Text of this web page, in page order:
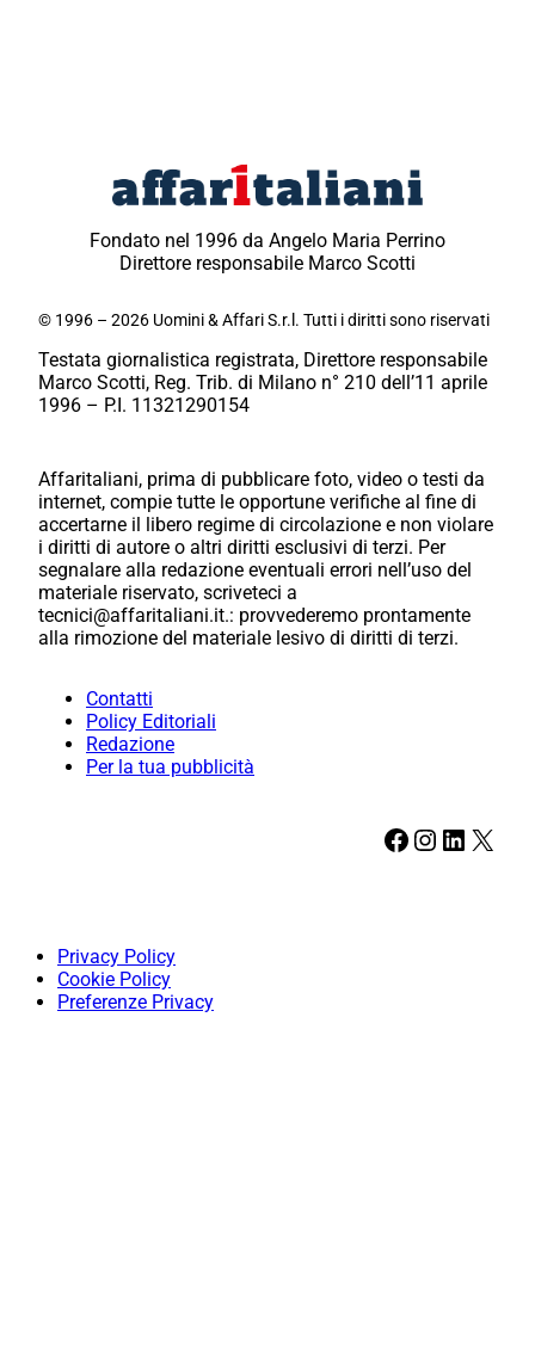
Fondato nel 1996 da Angelo Maria Perrino
Direttore responsabile Marco Scotti
© 1996 – 2026 Uomini & Affari S.r.l. Tutti i diritti sono riservati
Testata giornalistica registrata, Direttore responsabile
Marco Scotti, Reg. Trib. di Milano n° 210 dell’11 aprile
1996 – P.I. 11321290154
Affaritaliani, prima di pubblicare foto, video o testi da
internet, compie tutte le opportune verifiche al fine di
accertarne il libero regime di circolazione e non violare
i diritti di autore o altri diritti esclusivi di terzi. Per
segnalare alla redazione eventuali errori nell’uso del
materiale riservato, scriveteci a
tecnici@affaritaliani.it.: provvederemo prontamente
alla rimozione del materiale lesivo di diritti di terzi.
Contatti
Policy Editoriali
Redazione
Per la tua pubblicità
Facebook Instagram LinkedIn X
Privacy Policy
Cookie Policy
Preferenze Privacy